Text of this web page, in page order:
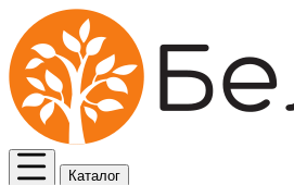
Каталог